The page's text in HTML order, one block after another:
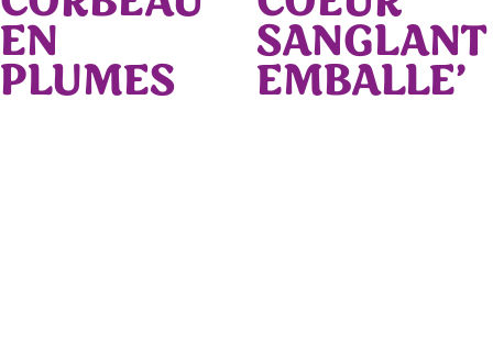
EN
PLUMES
SANGLANT
EMBALLE’